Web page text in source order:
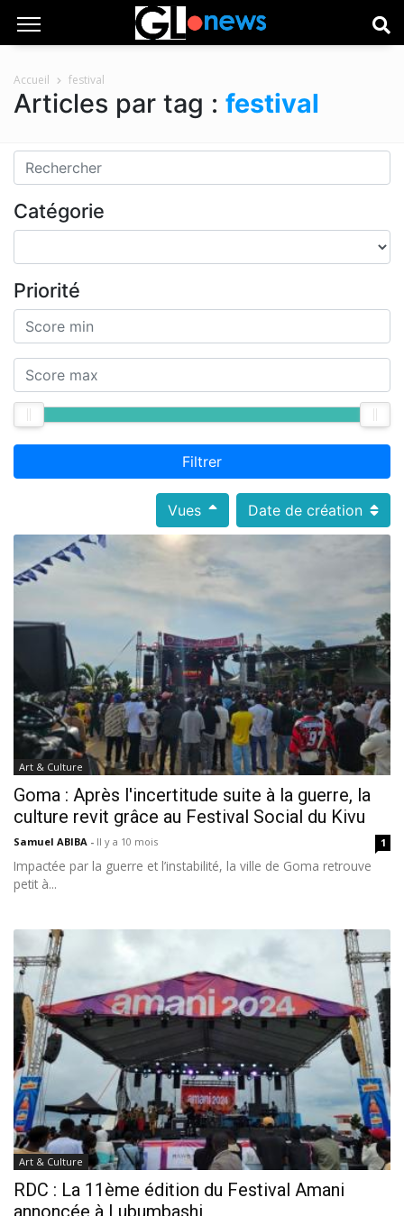
Accueil festival
Articles par tag : festival
Catégorie
Priorité
Filtrer
Vues Date de création
Art & Culture
Goma : Après l'incertitude suite à la guerre, la
culture revit grâce au Festival Social du Kivu
Samuel ABIBA - Il y a 10 mois 1
Impactée par la guerre et l’instabilité, la ville de Goma retrouve
petit à...
Art & Culture
RDC : La 11ème édition du Festival Amani
annoncée à Lubumbashi